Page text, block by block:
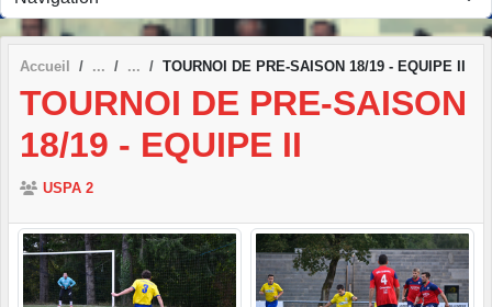
Accueil TOURNOI DE PRE-SAISON 18/19 - EQUIPE II
TOURNOI DE PRE-SAISON
18/19 - EQUIPE II
USPA 2